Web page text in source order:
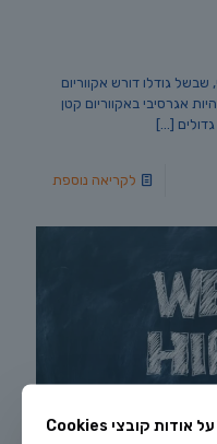
שבשל גודלו דורש אקווריום
אגרסיבי באקווריום קטן
[…]
לקריאה נוספת
על אודות קובצי Cookies